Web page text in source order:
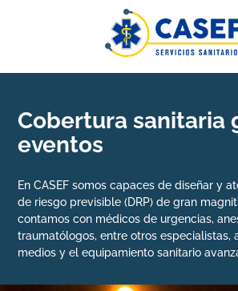
Cobertura sanitaria
eventos
En CASEF somos capaces de diseñar y
de riesgo previsible (DRP) de gran
contamos con médicos de urgencias,
traumatólogos, entre otros especialistas,
medios y el equipamiento sanitario